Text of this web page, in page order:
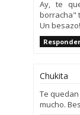
Ay, te
borracha"
Un
Responder
Chukita
Te
mucho.